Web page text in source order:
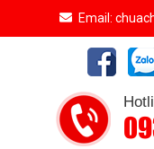
Email: